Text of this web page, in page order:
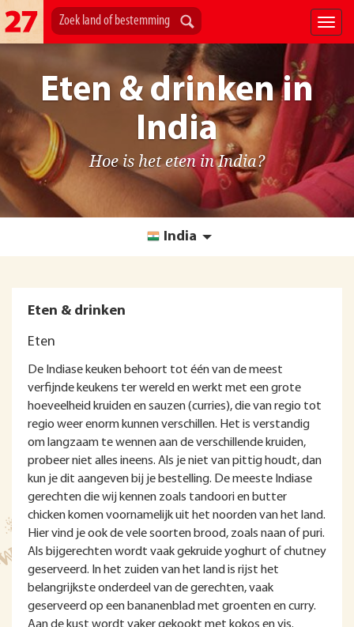
Eten & drinken in
India
Hoe is het eten in India?
India
Eten & drinken
Eten
De Indiase keuken behoort tot één van de meest
verfijnde keukens ter wereld en werkt met een grote
hoeveelheid kruiden en sauzen (curries), die van regio tot
regio weer enorm kunnen verschillen. Het is verstandig
om langzaam te wennen aan de verschillende kruiden,
probeer niet alles ineens. Als je niet van pittig houdt, dan
kun je dit aangeven bij je bestelling. De meeste Indiase
gerechten die wij kennen zoals tandoori en butter
chicken komen voornamelijk uit het noorden van het land.
Hier vind je ook de vele soorten brood, zoals naan of puri.
Als bijgerechten wordt vaak gekruide yoghurt of chutney
geserveerd. In het zuiden van het land is rijst het
belangrijkste onderdeel van de gerechten, vaak
geserveerd op een bananenblad met groenten en curry.